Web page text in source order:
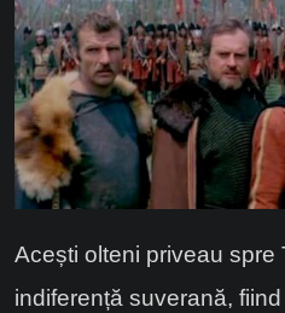
Acești olteni priveau spre
indiferență suverană,